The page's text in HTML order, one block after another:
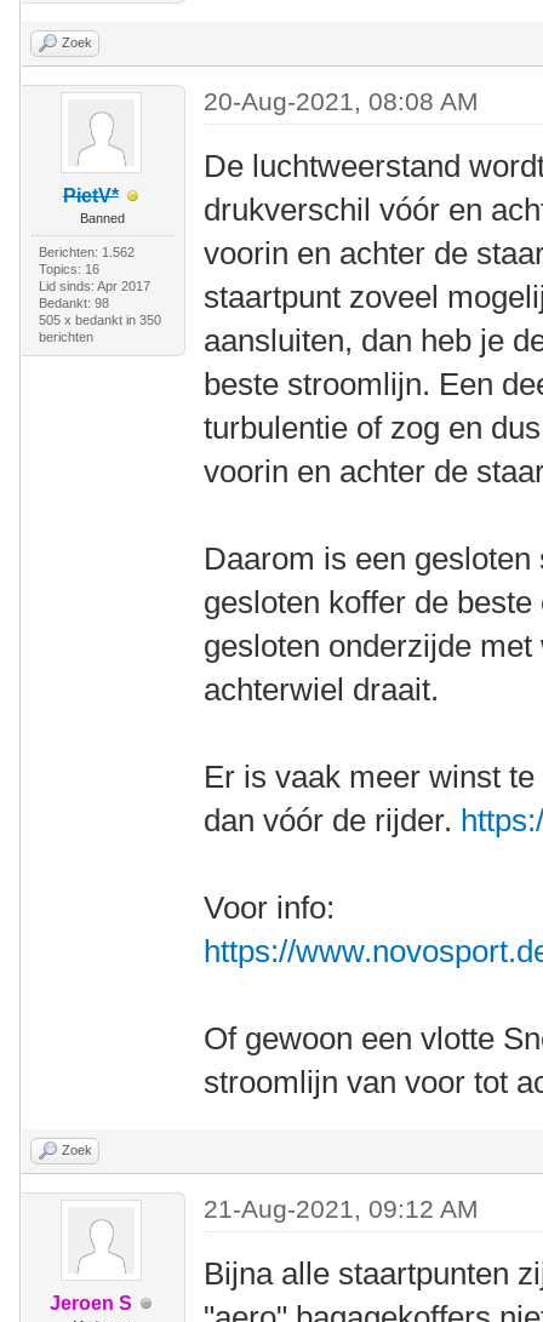
Zoek
PietV*
Banned
Berichten: 1.562
Topics: 16
Lid sinds: Apr 2017
Bedankt: 98
505 x bedankt in 350
berichten
20-Aug-2021, 08:08 AM
De luchtweerstand
drukverschil vóór en
voorin en achter de
staartpunt zoveel
aansluiten, dan heb je
beste stroomlijn. Een
turbulentie of zog en
voorin en achter de
Daarom is een
gesloten koffer de
gesloten onderzijde
achterwiel draait.
Er is vaak meer winst
dan vóór de rijder.
Voor info:
https://
Of gewoon een vlotte
stroomlijn van voor tot
Zoek
Jeroen S
21-Aug-2021, 09:12 AM
Bijna alle staartpunten